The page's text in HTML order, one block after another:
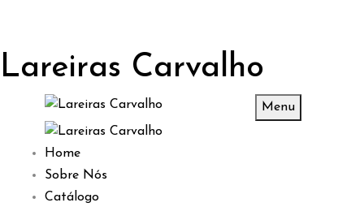
Lareiras Carvalho
Menu
Home
Sobre Nós
Catálogo